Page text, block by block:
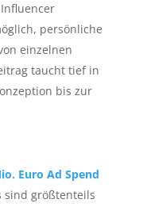
persönliche
einzelnen
taucht tief in
bis zur
Euro Ad Spend
sind größtenteils